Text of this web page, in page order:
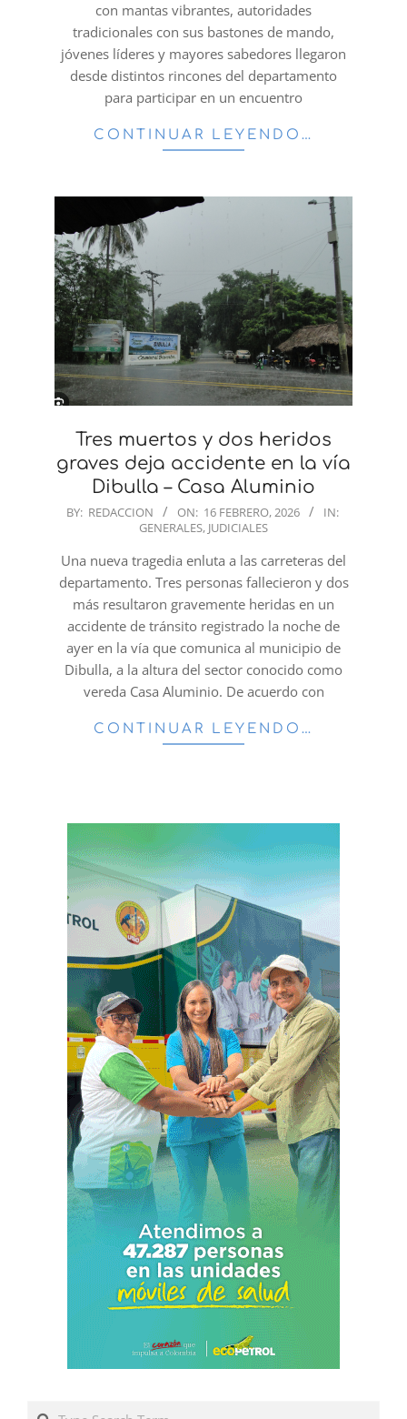
con mantas vibrantes, autoridades
tradicionales con sus bastones de mando,
jóvenes líderes y mayores sabedores llegaron
desde distintos rincones del departamento
para participar en un encuentro
CONTINUAR LEYENDO…
Tres muertos y dos heridos
graves deja accidente en la vía
Dibulla – Casa Aluminio
2026-
16
BY: REDACCION ON: 16 FEBRERO, 2026
IN:
GENERALES, JUDICIALES
Una nueva tragedia enluta a las carreteras del
departamento. Tres personas fallecieron y dos
más resultaron gravemente heridas en un
accidente de tránsito registrado la noche de
ayer en la vía que comunica al municipio de
Dibulla, a la altura del sector conocido como
vereda Casa Aluminio. De acuerdo con
CONTINUAR LEYENDO…
Search